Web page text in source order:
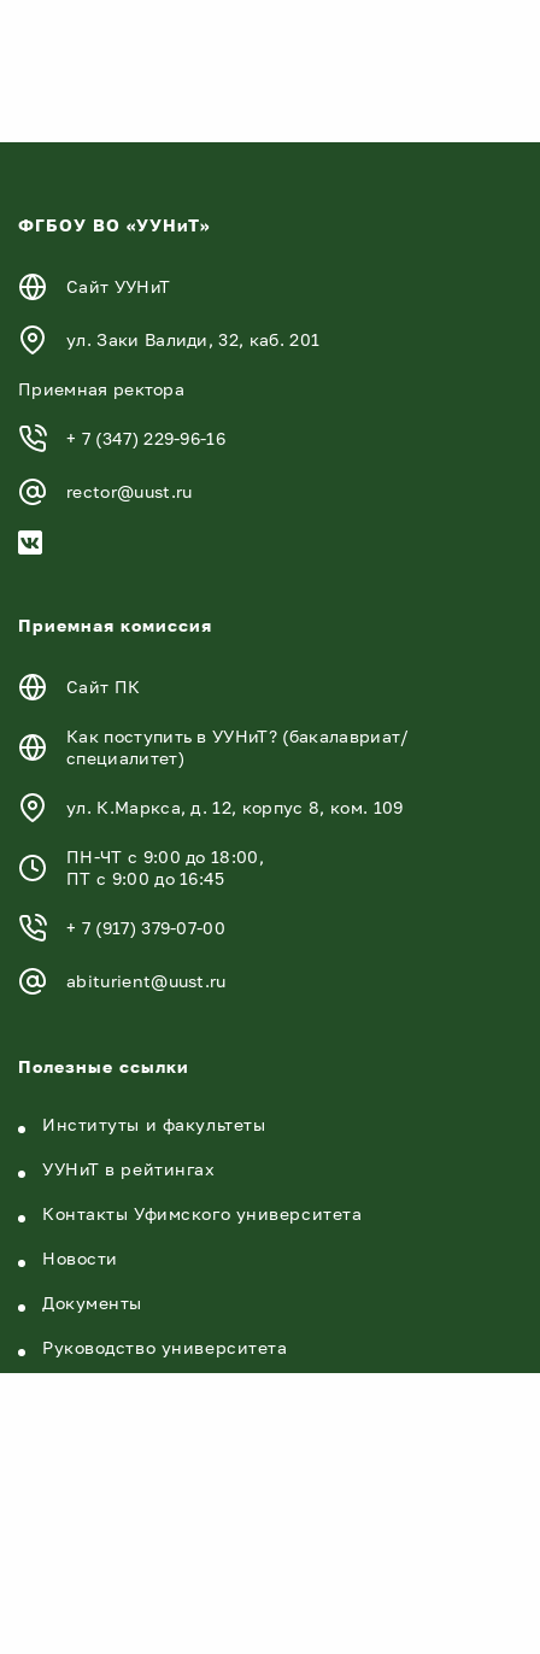
ФГБОУ ВО «УУНиТ»
Сайт УУНиТ
ул. Заки Валиди, 32, каб. 201
Приемная ректора
+ 7 (347) 229-96-16
rector@uust.ru
Приемная комиссия
Сайт ПК
Как поступить в УУНиТ? (бакалавриат/
специалитет)
ул. К.Маркса, д. 12, корпус 8, ком. 109
ПН-ЧТ с 9:00 до 18:00,
ПТ с 9:00 до 16:45
+ 7 (917) 379-07-00
abiturient@uust.ru
Полезные ссылки
Институты и факультеты
УУНиТ в рейтингах
Контакты Уфимского университета
Новости
Документы
Руководство университета